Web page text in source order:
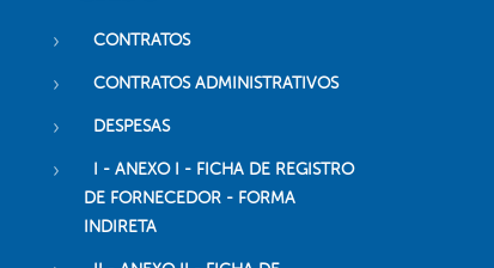
CONTRATOS
CONTRATOS ADMINISTRATIVOS
DESPESAS
I - ANEXO I - FICHA DE REGISTRO
DE FORNECEDOR - FORMA
INDIRETA